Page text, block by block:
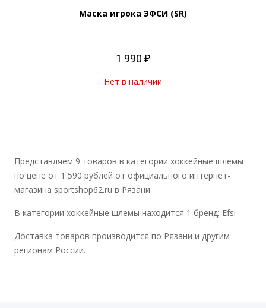
Маска игрока ЭФСИ (SR)
1 990 ₽
Нет в наличии
Представляем 9 товаров в категории хоккейные шлемы
по цене от 1 590 рублей от официального интернет-
магазина sportshop62.ru в Рязани
В категории хоккейные шлемы находится 1 бренд: Efsi
Доставка товаров производится по Рязани и другим
регионам России.